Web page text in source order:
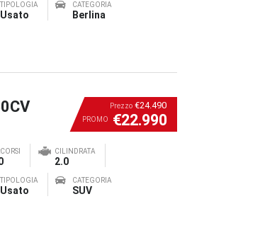
TIPOLOGIA
Usato
CATEGORIA
Berlina
Prezzo €24.490
PROMO €22.990
CILINDRATA
2.0
TIPOLOGIA
Usato
CATEGORIA
SUV